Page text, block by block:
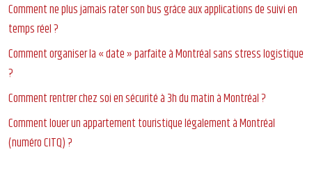
Comment ne plus jamais rater son bus grâce aux applications de suivi en
temps réel ?
Comment organiser la « date » parfaite à Montréal sans stress logistique
?
Comment rentrer chez soi en sécurité à 3h du matin à Montréal ?
Comment louer un appartement touristique légalement à Montréal
(numéro CITQ) ?